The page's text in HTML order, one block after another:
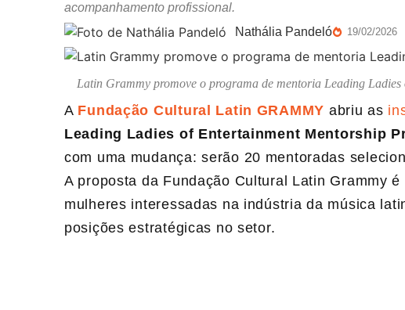
acompanhamento profissional.
Nathália Pandeló
19/02/2026
Latin Grammy promove o programa de mentoria Leading
A Fundação Cultural Latin GRAMMY abriu as
Leading Ladies of Entertainment Mentorship
com uma mudança: serão 20 mentoradas
A proposta da Fundação Cultural Latin Grammy
mulheres interessadas na indústria da música
posições estratégicas no setor.